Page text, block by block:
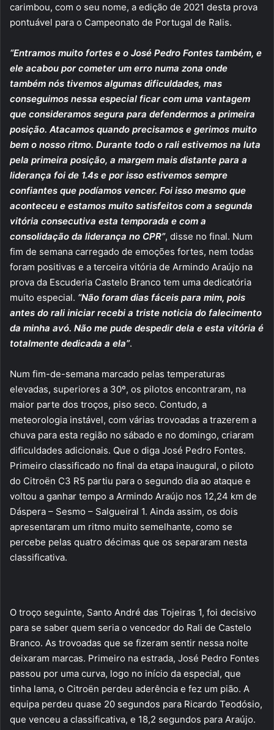
carimbou, com o seu nome, a edição de 2021 desta prova
pontuável para o Campeonato de Portugal de Ralis.
“Entramos muito fortes e o José Pedro Fontes também, e
ele acabou por cometer um erro numa zona onde
também nós tivemos algumas dificuldades, mas
conseguimos nessa especial ficar com uma vantagem
que consideramos segura para defendermos a primeira
posição. Atacamos quando precisamos e gerimos muito
bem o nosso ritmo. Durante todo o rali estivemos na luta
pela primeira posição, a margem mais distante para a
liderança foi de 1.4s e por isso estivemos sempre
confiantes que podíamos vencer. Foi isso mesmo que
aconteceu e estamos muito satisfeitos com a segunda
vitória consecutiva esta temporada e com a
consolidação da liderança no CPR”, disse no final. Num
fim de semana carregado de emoções fortes, nem todas
foram positivas e a terceira vitória de Armindo Araújo na
prova da Escuderia Castelo Branco tem uma dedicatória
muito especial. “Não foram dias fáceis para mim, pois
antes do rali iniciar recebi a triste noticia do falecimento
da minha avó. Não me pude despedir dela e esta vitória é
totalmente dedicada a ela”.
Num fim-de-semana marcado pelas temperaturas
elevadas, superiores a 30º, os pilotos encontraram, na
maior parte dos troços, piso seco. Contudo, a
meteorologia instável, com várias trovoadas a trazerem a
chuva para esta região no sábado e no domingo, criaram
dificuldades adicionais. Que o diga José Pedro Fontes.
Primeiro classificado no final da etapa inaugural, o piloto
do Citroën C3 R5 partiu para o segundo dia ao ataque e
voltou a ganhar tempo a Armindo Araújo nos 12,24 km de
Dáspera – Sesmo – Salgueiral 1. Ainda assim, os dois
apresentaram um ritmo muito semelhante, como se
percebe pelas quatro décimas que os separaram nesta
classificativa.
O troço seguinte, Santo André das Tojeiras 1, foi decisivo
para se saber quem seria o vencedor do Rali de Castelo
Branco. As trovoadas que se fizeram sentir nessa noite
deixaram marcas. Primeiro na estrada, José Pedro Fontes
passou por uma curva, logo no início da especial, que
tinha lama, o Citroën perdeu aderência e fez um pião. A
equipa perdeu quase 20 segundos para Ricardo Teodósio,
que venceu a classificativa, e 18,2 segundos para Araújo.